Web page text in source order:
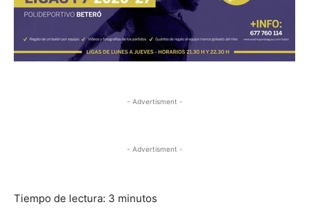
- Advertisment -
- Advertisment -
Tiempo de lectura: 3 minutos